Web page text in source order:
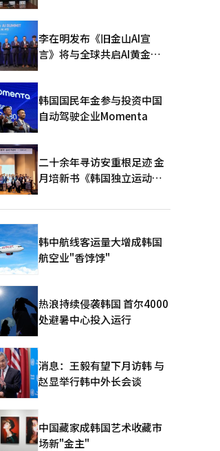
李在明发布《旧金山AI宣
言》将与全球共启AI黄金时
韩国国民年金参与投资中国
自动驾驶企业Momenta
二十余年寻访安重根足迹 金
月培新书《韩国独立运动圣
版
韩中航线客运量大增成韩国
航空业"香饽饽"
热浪持续侵袭韩国 首尔4000
处避暑中心投入运行
消息：王毅有望下月访韩 与
赵显举行韩中外长会谈
中国藏家成韩国艺术收藏市
场新"金主"